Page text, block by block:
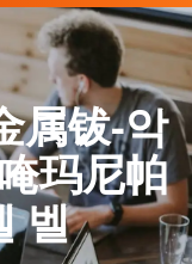
属钹-악
玛尼帕
벨